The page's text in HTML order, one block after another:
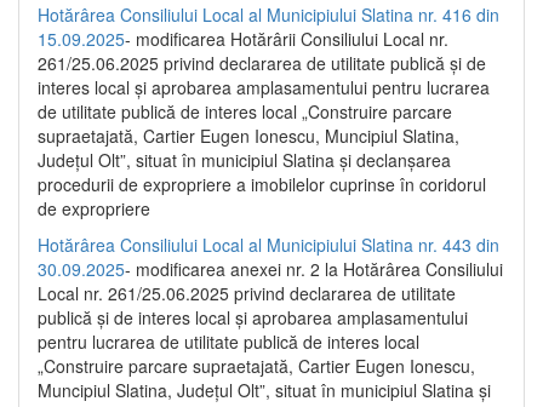
Hotărârea Consiliului Local al Municipiului Slatina nr. 416 din
15.09.2025- modificarea Hotărârii Consiliului Local nr.
261/25.06.2025 privind declararea de utilitate publică și de
interes local și aprobarea amplasamentului pentru lucrarea
de utilitate publică de interes local „Construire parcare
supraetajată, Cartier Eugen Ionescu, Muncipiul Slatina,
Județul Olt”, situat în municipiul Slatina și declanșarea
procedurii de expropriere a imobilelor cuprinse în coridorul
de expropriere
Hotărârea Consiliului Local al Municipiului Slatina nr. 443 din
30.09.2025- modificarea anexei nr. 2 la Hotărârea Consiliului
Local nr. 261/25.06.2025 privind declararea de utilitate
publică şi de interes local şi aprobarea amplasamentului
pentru lucrarea de utilitate publică de interes local
„Construire parcare supraetajată, Cartier Eugen Ionescu,
Muncipiul Slatina, Judeţul Olt”, situat în municipiul Slatina şi